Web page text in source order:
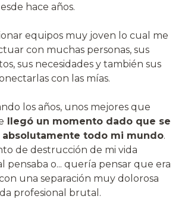
hace años.
equipos muy joven lo cual me
con muchas personas, sus
sus necesidades y también sus
con las mías.
los años, unos mejores que
llegó un momento dado que se
todo mi mundo.
de destrucción de mi vida
pensaba o... quería pensar que era
una separación muy dolorosa
profesional brutal.